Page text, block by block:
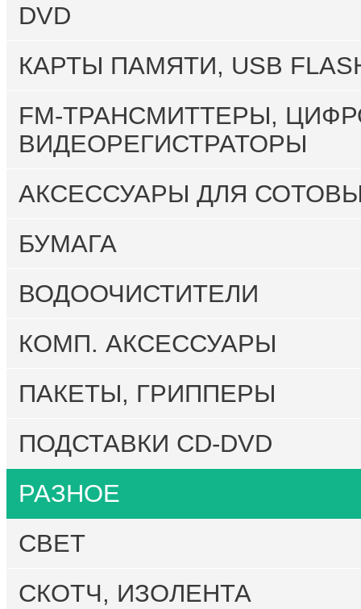
DVD
КАРТЫ ПАМЯТИ, USB
FM-ТРАНСМИТТЕРЫ,
ВИДЕОРЕГИСТРАТОРЫ
АКСЕССУАРЫ ДЛЯ
БУМАГА
ВОДООЧИСТИТЕЛИ
КОМП. АКСЕССУАРЫ
ПАКЕТЫ, ГРИППЕРЫ
ПОДСТАВКИ CD-DVD
РАЗНОЕ
СВЕТ
СКОТЧ, ИЗОЛЕНТА